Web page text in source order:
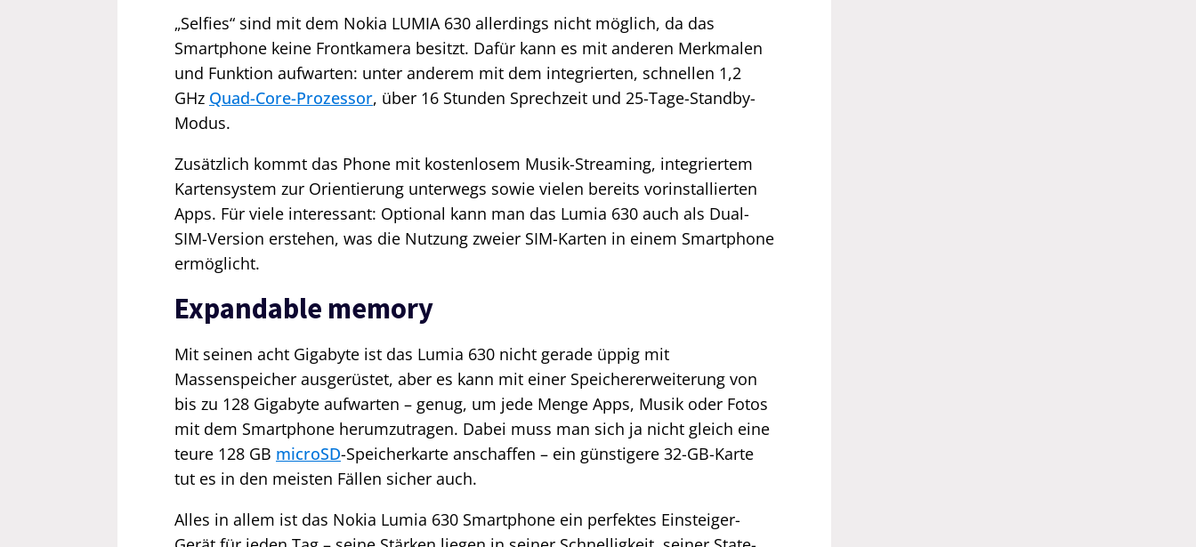
„Selfies“ sind mit dem Nokia LUMIA 630 allerdings nicht möglich, da das
Smartphone keine Frontkamera besitzt. Dafür kann es mit anderen Merkmalen
und Funktion aufwarten: unter anderem mit dem integrierten, schnellen 1,2
GHz Quad-Core-Prozessor, über 16 Stunden Sprechzeit und 25-Tage-Standby-
Modus.
Zusätzlich kommt das Phone mit kostenlosem Musik-Streaming, integriertem
Kartensystem zur Orientierung unterwegs sowie vielen bereits vorinstallierten
Apps. Für viele interessant: Optional kann man das Lumia 630 auch als Dual-
SIM-Version erstehen, was die Nutzung zweier SIM-Karten in einem Smartphone
ermöglicht.
Expandable memory
Mit seinen acht Gigabyte ist das Lumia 630 nicht gerade üppig mit
Massenspeicher ausgerüstet, aber es kann mit einer Speichererweiterung von
bis zu 128 Gigabyte aufwarten – genug, um jede Menge Apps, Musik oder Fotos
mit dem Smartphone herumzutragen. Dabei muss man sich ja nicht gleich eine
teure 128 GB microSD-Speicherkarte anschaffen – ein günstigere 32-GB-Karte
tut es in den meisten Fällen sicher auch.
Alles in allem ist das Nokia Lumia 630 Smartphone ein perfektes Einsteiger-